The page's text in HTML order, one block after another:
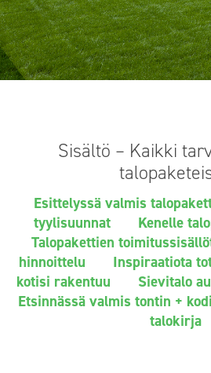
Sisältö – Kaikki
Esittelyssä valmis
tyylisuunnat
Kenelle
Talopakettien
hinnoittelu
Inspiraatiota
kotisi rakentuu
Sievitalo
Etsinnässä valmis tontin +
talokirja